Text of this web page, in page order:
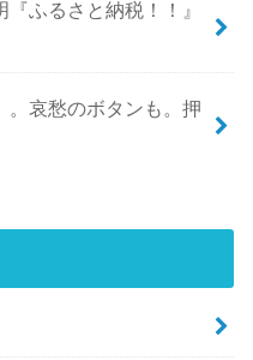
ふるさと納税！！』
。哀愁のボタンも。押